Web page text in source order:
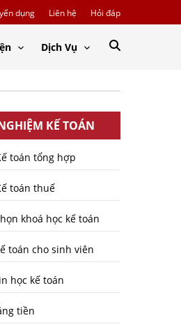
dụng Liên hệ Hỏi đáp
Dịch Vụ
KẾ TOÁN
toán tổng hợp
toán thuế
khoá học kế toán
toán cho sinh viên
học kế toán
tiền